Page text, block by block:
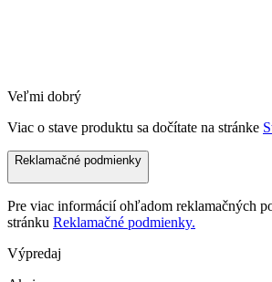
Veľmi dobrý
Viac o stave produktu sa dočítate na stránke
Reklamačné podmienky
Pre viac informácií ohľadom reklamačných
stránku Reklamačné podmienky.
Výpredaj